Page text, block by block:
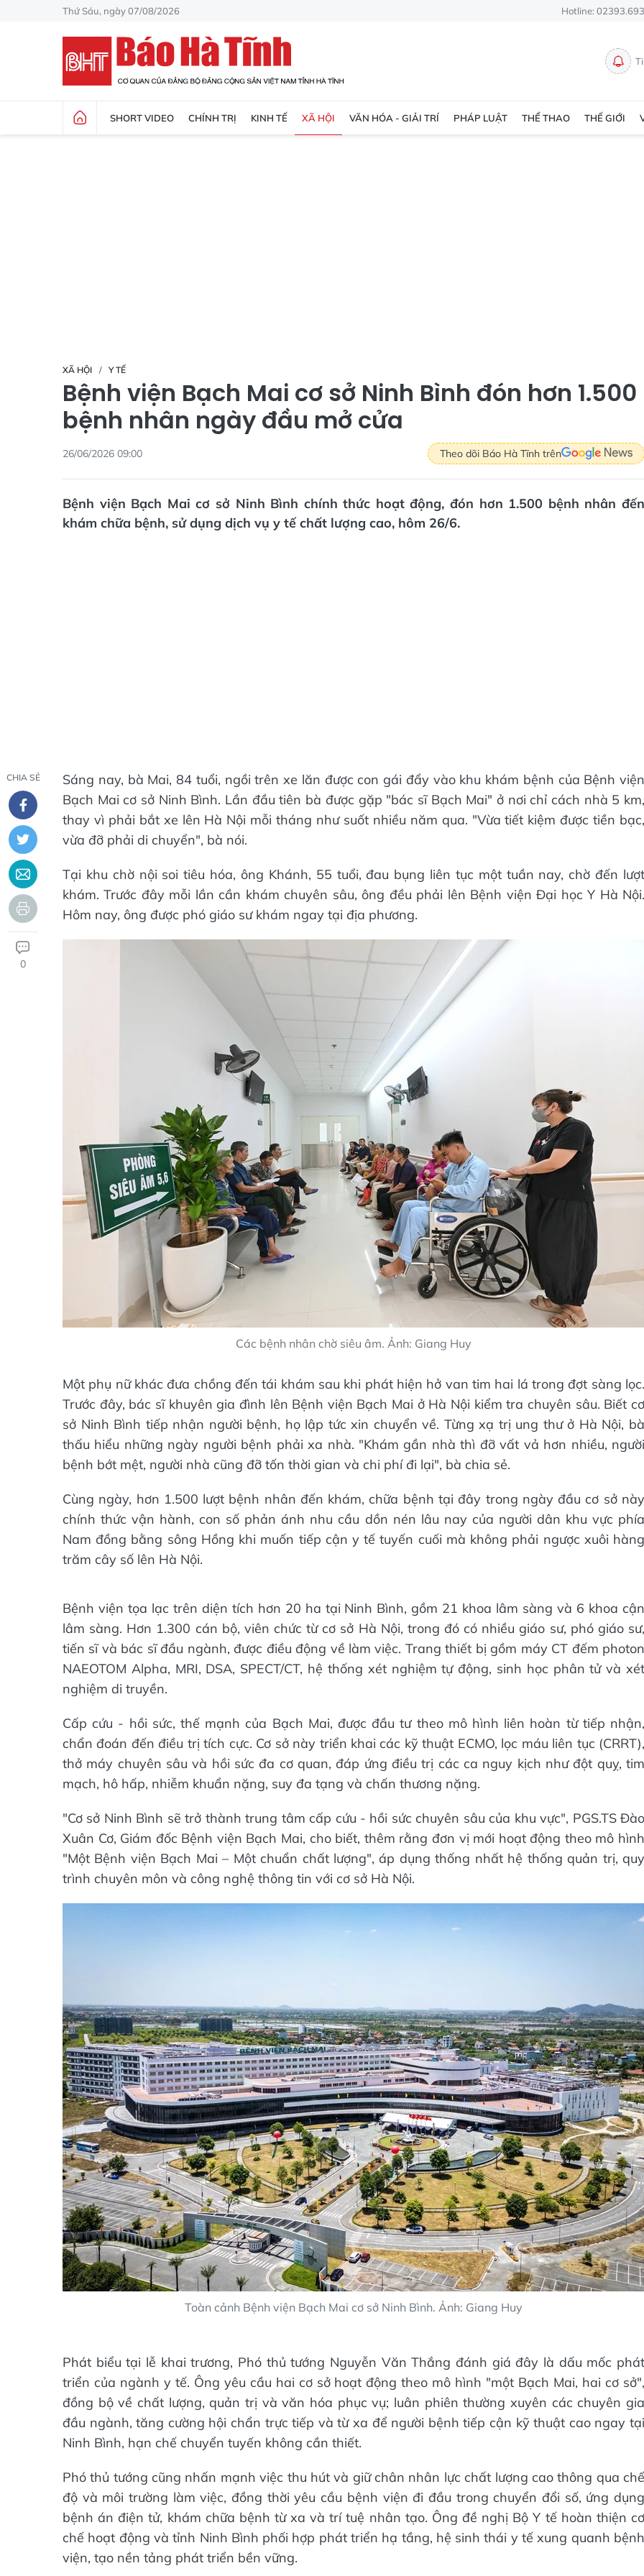
Thứ Sáu, ngày 07/08/2026 Hotline:
SHORT VIDEO CHÍNH TRỊ KINH TẾ XÃ HỘI VĂN HÓA - GIẢI TRÍ PHÁP LUẬT THỂ THAO THẾ GIỚI
XÃ HỘI Y TẾ
Bệnh viện Bạch Mai cơ sở Ninh Bình đón hơn 1.500
bệnh nhân ngày đầu mở cửa
26/06/2026 09:00 Theo dõi Báo Hà Tĩnh trên
Bệnh viện Bạch Mai cơ sở Ninh Bình chính thức hoạt động, đón hơn 1.500 bệnh nhân đến
khám chữa bệnh, sử dụng dịch vụ y tế chất lượng cao, hôm 26/6.
CHIA SẺ
0
Sáng nay, bà Mai, 84 tuổi, ngồi trên xe lăn được con gái đẩy vào khu khám bệnh của Bệnh viện
Bạch Mai cơ sở Ninh Bình. Lần đầu tiên bà được gặp "bác sĩ Bạch Mai" ở nơi chỉ cách nhà 5 km,
thay vì phải bắt xe lên Hà Nội mỗi tháng như suốt nhiều năm qua. "Vừa tiết kiệm được tiền bạc,
vừa đỡ phải di chuyển", bà nói.
Tại khu chờ nội soi tiêu hóa, ông Khánh, 55 tuổi, đau bụng liên tục một tuần nay, chờ đến lượt
khám. Trước đây mỗi lần cần khám chuyên sâu, ông đều phải lên Bệnh viện Đại học Y Hà Nội.
Hôm nay, ông được phó giáo sư khám ngay tại địa phương.
Các bệnh nhân chờ siêu âm. Ảnh: Giang Huy
Một phụ nữ khác đưa chồng đến tái khám sau khi phát hiện hở van tim hai lá trong đợt sàng lọc.
Trước đây, bác sĩ khuyên gia đình lên Bệnh viện Bạch Mai ở Hà Nội kiểm tra chuyên sâu. Biết cơ
sở Ninh Bình tiếp nhận người bệnh, họ lập tức xin chuyển về. Từng xạ trị ung thư ở Hà Nội, bà
thấu hiểu những ngày người bệnh phải xa nhà. "Khám gần nhà thì đỡ vất vả hơn nhiều, người
bệnh bớt mệt, người nhà cũng đỡ tốn thời gian và chi phí đi lại", bà chia sẻ.
Cùng ngày, hơn 1.500 lượt bệnh nhân đến khám, chữa bệnh tại đây trong ngày đầu cơ sở này
chính thức vận hành, con số phản ánh nhu cầu dồn nén lâu nay của người dân khu vực phía
Nam đồng bằng sông Hồng khi muốn tiếp cận y tế tuyến cuối mà không phải ngược xuôi hàng
trăm cây số lên Hà Nội.
Bệnh viện tọa lạc trên diện tích hơn 20 ha tại Ninh Bình, gồm 21 khoa lâm sàng và 6 khoa cận
lâm sàng. Hơn 1.300 cán bộ, viên chức từ cơ sở Hà Nội, trong đó có nhiều giáo sư, phó giáo sư,
tiến sĩ và bác sĩ đầu ngành, được điều động về làm việc. Trang thiết bị gồm máy CT đếm photon
NAEOTOM Alpha, MRI, DSA, SPECT/CT, hệ thống xét nghiệm tự động, sinh học phân tử và xét
nghiệm di truyền.
Cấp cứu - hồi sức, thế mạnh của Bạch Mai, được đầu tư theo mô hình liên hoàn từ tiếp nhận,
chẩn đoán đến điều trị tích cực. Cơ sở này triển khai các kỹ thuật ECMO, lọc máu liên tục (CRRT),
thở máy chuyên sâu và hồi sức đa cơ quan, đáp ứng điều trị các ca nguy kịch như đột quỵ, tim
mạch, hô hấp, nhiễm khuẩn nặng, suy đa tạng và chấn thương nặng.
"Cơ sở Ninh Bình sẽ trở thành trung tâm cấp cứu - hồi sức chuyên sâu của khu vực", PGS.TS Đào
Xuân Cơ, Giám đốc Bệnh viện Bạch Mai, cho biết, thêm rằng đơn vị mới hoạt động theo mô hình
"Một Bệnh viện Bạch Mai – Một chuẩn chất lượng", áp dụng thống nhất hệ thống quản trị, quy
trình chuyên môn và công nghệ thông tin với cơ sở Hà Nội.
Toàn cảnh Bệnh viện Bạch Mai cơ sở Ninh Bình. Ảnh: Giang Huy
Phát biểu tại lễ khai trương, Phó thủ tướng Nguyễn Văn Thắng đánh giá đây là dấu mốc phát
triển của ngành y tế. Ông yêu cầu hai cơ sở hoạt động theo mô hình "một Bạch Mai, hai cơ sở",
đồng bộ về chất lượng, quản trị và văn hóa phục vụ; luân phiên thường xuyên các chuyên gia
đầu ngành, tăng cường hội chẩn trực tiếp và từ xa để người bệnh tiếp cận kỹ thuật cao ngay tại
Ninh Bình, hạn chế chuyển tuyến không cần thiết.
Phó thủ tướng cũng nhấn mạnh việc thu hút và giữ chân nhân lực chất lượng cao thông qua chế
độ và môi trường làm việc, đồng thời yêu cầu bệnh viện đi đầu trong chuyển đổi số, ứng dụng
bệnh án điện tử, khám chữa bệnh từ xa và trí tuệ nhân tạo. Ông đề nghị Bộ Y tế hoàn thiện cơ
chế hoạt động và tỉnh Ninh Bình phối hợp phát triển hạ tầng, hệ sinh thái y tế xung quanh bệnh
viện, tạo nền tảng phát triển bền vững.